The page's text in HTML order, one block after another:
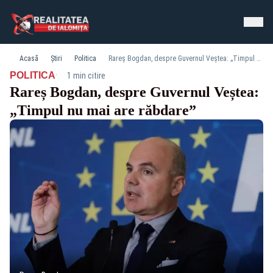
Acasă Știri Politica Rareș Bogdan, despre Guvernul Veștea: „Timpul nu mai are răbdare”
POLITICA· 1 min citire
Rareș Bogdan, despre Guvernul Veștea:
„Timpul nu mai are răbdare”